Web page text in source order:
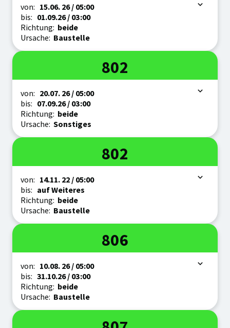
Zeitraum
von: 15.06. 26/ 05:00
bis: 01.09.26/ 03:00
Richtung: beide
Ursache: Baustelle
Linie
802
Zeitraum
von: 20.07. 26/ 05:00
bis: 07.09.26/ 03:00
Richtung: beide
Ursache: Sonstiges
Linie
802
Zeitraum
von: 14.11. 22/ 05:00
bis: auf Weiteres
Richtung: beide
Ursache: Baustelle
Linie
806
Zeitraum
von: 10.08. 26/ 05:00
bis: 31.10.26/ 03:00
Richtung: beide
Ursache: Baustelle